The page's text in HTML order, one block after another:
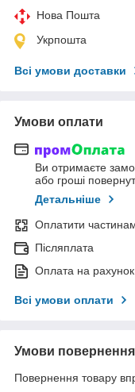
Нова Пошта
Укрпошта
Всі умови доставки
Умови оплати
Ви отримаєте
або гроші
Детальніше
Оплатити
Післяплата
Оплата на рахунок
Всі умови оплати
Умови повернення
Повернення товару